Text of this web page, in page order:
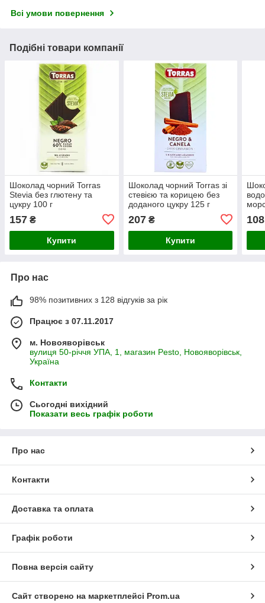
Всі умови повернення
Подібні товари компанії
Шоколад чорний Torras
Stevia без глютену та
цукру 100 г
157 ₴
Купити
Шоколад чорний Torras зі
стевією та корицею без
доданого цукру 125 г
207₴
Купити
108
Про нас
98% позитивних з 128 відгуків за рік
Працює з 07.11.2017
м. Новояворівськ
вулиця 50-річчя УПА, 1, магазин Pesto, Новояворівськ,
Україна
Контакти
Сьогодні вихідний
Показати весь графік роботи
Про нас
Контакти
Доставка та оплата
Графік роботи
Повна версія сайту
Сайт створено на маркетплейсі Prom.ua